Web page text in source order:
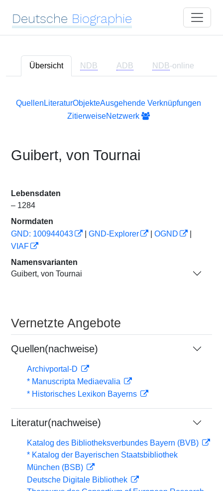
Deutsche Biographie
Übersicht NDB ADB NDB-online
Quellen LiteraturObjekteAusgehende Verknüpfungen
ZitierweiseNetzwerk
Guibert, von Tournai
Lebensdaten
– 1284
Normdaten
GND: 100944043
GND-Explorer OGND
VIAF
Namensvarianten
Guibert, von Tournai
Vernetzte Angebote
Quellen(nachweise)
Archivportal-D
* Manuscripta Mediaevalia
* Historisches Lexikon Bayerns
Literatur(nachweise)
Katalog des Bibliotheksverbundes Bayern (BVB)
* Katalog der Bayerischen Staatsbibliothek
München (BSB)
Deutsche Digitale Bibliothek